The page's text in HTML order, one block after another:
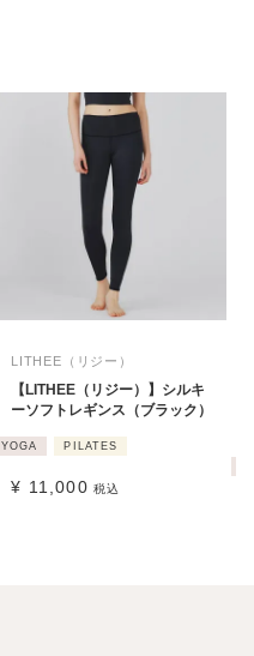
LITHEE（リジー）
【LITHEE（リジー）】シルキ
ーソフトレギンス（ブラック）
YOGA PILATES
¥ 11,000 税込